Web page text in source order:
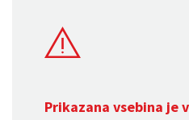
Prikazana vsebina je